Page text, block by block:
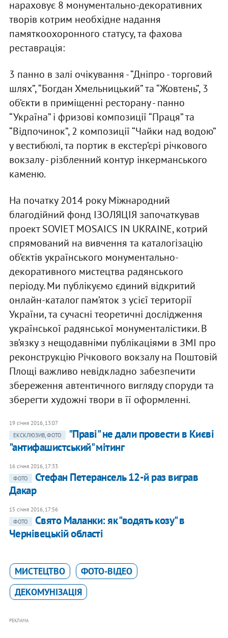
нараховує 8 монументально-декоративних
творів котрим необхідне надання
памяткоохоронного статусу, та фахова
реставрація:
3 панно в залі очікування - “Дніпро - торговий
шлях”, “Богдан Хмельницький” та “Жовтень”, 3
об’єкти в приміщенні ресторану - панно
“Україна” і фризові композиції “Праця” та
“Відпочинок”, 2 композиції “Чайки над водою”
у вестибюлі, та портик в екстер’єрі річкового
вокзалу - різбленний контур інкерманського
каменю.
На початку 2014 року Міжнародний
благодійний фонд ІЗОЛЯЦІЯ започаткував
проект SOVIET MOSAICS IN UKRAINE, котрий
спрямований на вивчення та каталогізацію
об’єктів українського монументально-
декоративного мистецтва радянського
періоду. Ми публікуємо єдиний відкритий
онлайн-каталог пам’яток з усієї території
України, та сучасні теоретичні дослідження
української радянської монументалістики. В
зв’язку з нещодавніми публікаціями в ЗМІ про
реконструкцію Річкового вокзалу на Поштовій
Площі важливо невідкладно забезпечити
збереження автентичного вигляду споруди та
зберегти художні твори в її оформленні.
19 січня 2016, 13:07
ЕКСКЛЮЗИВ, ФОТО
"Праві" не дали провести в Києві
"антифашистський" мітинг
16 січня 2016, 17:33
ФОТО
Стефан Петерансель 12-й раз виграв
Дакар
15 січня 2016, 17:56
ФОТО
Свято Маланки: як "водять козу" в
Чернівецькій області
МИСТЕЦТВО
ФОТО-ВІДЕО
ДЕКОМУНІЗАЦІЯ
РЕКЛАМА